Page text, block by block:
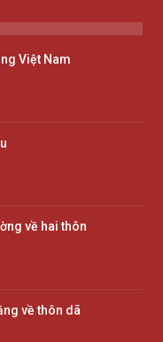
Việt Nam
về hai thôn
về thôn dã